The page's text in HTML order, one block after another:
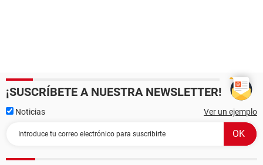
¡SUSCRÍBETE A NUESTRA NEWSLETTER!
Noticias Ver un ejemplo